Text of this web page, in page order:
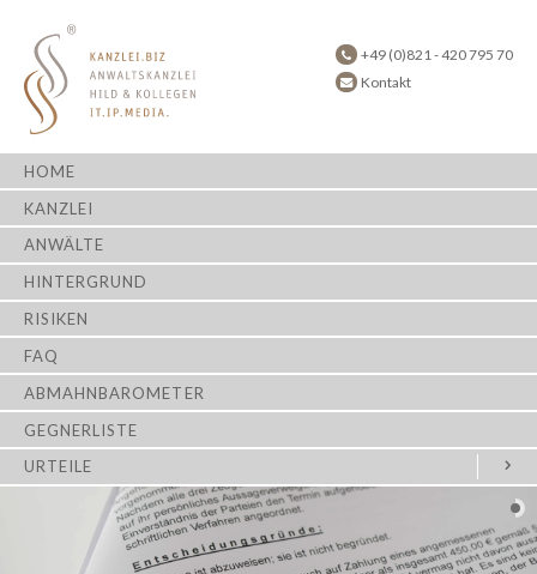
+49 (0)821 - 420 795 70
Kontakt
HOME
KANZLEI
ANWÄLTE
HINTERGRUND
RISIKEN
FAQ
ABMAHNBAROMETER
GEGNERLISTE
URTEILE